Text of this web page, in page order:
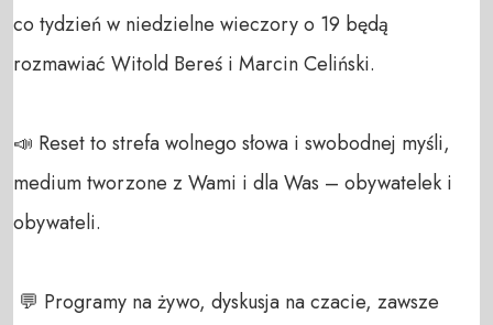
co tydzień w niedzielne wieczory o 19 będą
rozmawiać Witold Bereś i Marcin Celiński.
📣 Reset to strefa wolnego słowa i swobodnej myśli,
medium tworzone z Wami i dla Was – obywatelek i
obywateli.